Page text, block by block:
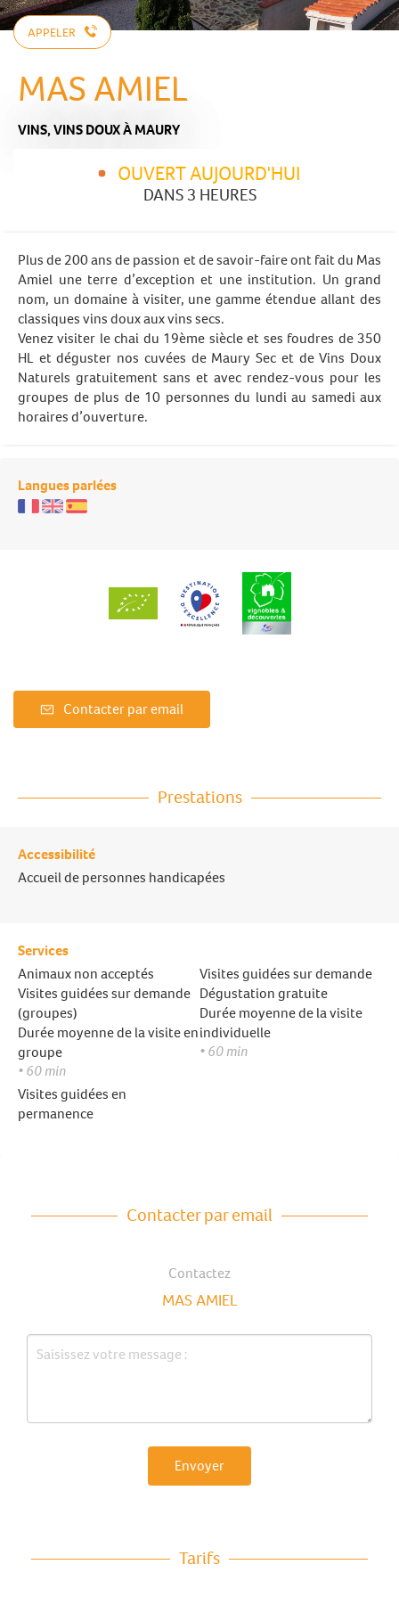
APPELER
MAS AMIEL
VINS,VINS DOUXÀ MAURY
OUVERT AUJOURD'HUI
DANS 3 HEURES
Plus de 200 ans de passion et de savoir-faire ont fait du Mas
Amiel une terre d’exception et une institution. Un grand
nom, un domaine à visiter, une gamme étendue allant des
classiques vins doux aux vins secs.
Venez visiter le chai du 19ème siècle et ses foudres de 350
HL et déguster nos cuvées de Maury Sec et de Vins Doux
Naturels gratuitement sans et avec rendez-vous pour les
groupes de plus de 10 personnes du lundi au samedi aux
horaires d’ouverture.
Langues parlées
Contacter par email
Prestations
Accessibilité
Accueil de personnes handicapées
Services
Animaux non acceptés
Visites guidées sur demande
(groupes)
Durée moyenne de la visite en
groupe
• 60 min
Visites guidées en
permanence
Visites guidées sur demande
Dégustation gratuite
Durée moyenne de la visite
individuelle
• 60 min
Contacter par email
Contactez
MAS AMIEL
Envoyer
Tarifs